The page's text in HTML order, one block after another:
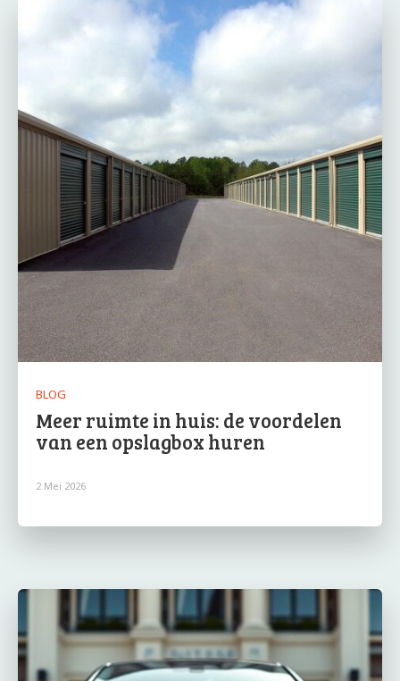
BLOG
Meer ruimte in huis: de voordelen
van een opslagbox huren
2 Mei 2026